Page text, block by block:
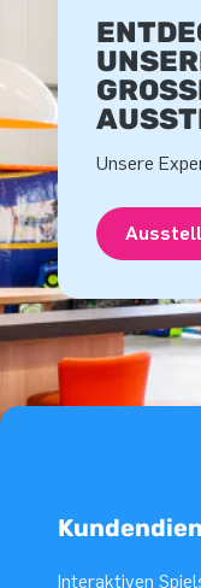
Unsere
Interaktiven